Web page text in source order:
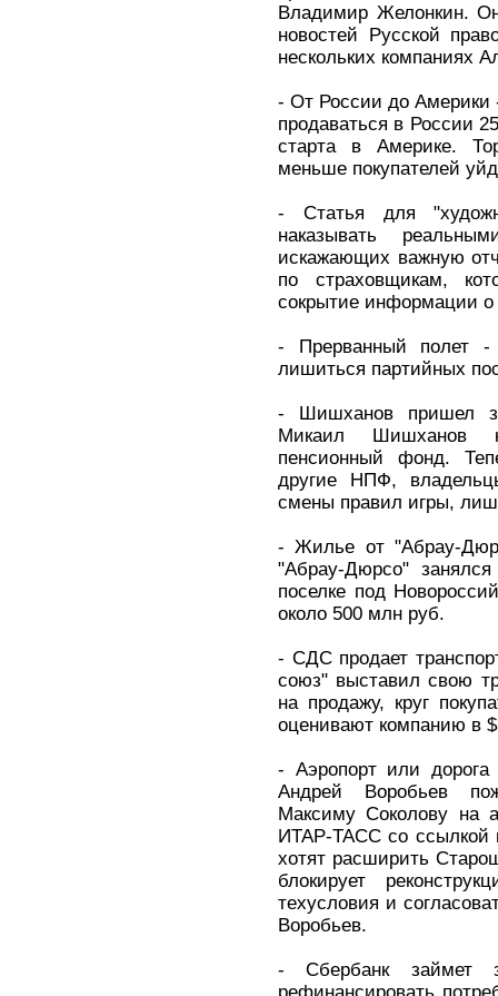
Владимир Желонкин.
новостей Русской
нескольких компаниях
- От России до Америки
продаваться в России
старта в Америке.
меньше покупателей
- Статья для
наказывать
искажающих важную
по страховщикам,
сокрытие информации о
- Прерванный полет -
лишиться партийных
- Шишханов пришел
Микаил Шишханов
пенсионный фонд.
другие НПФ,
смены правил игры,
- Жилье от "Абрау-
"Абрау-Дюрсо"
поселке под
около 500 млн руб.
- СДС продает
союз" выставил свою
на продажу, круг
оценивают компанию в
- Аэропорт или дорога
Андрей Воробьев
Максиму Соколову на
ИТАР-ТАСС со ссылкой
хотят расширить
блокирует
техусловия и
Воробьев.
- Сбербанк займет
рефинансировать